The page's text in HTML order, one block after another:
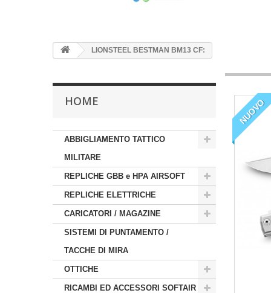
LIONSTEEL BESTMAN BM13 CF:
HOME
ABBIGLIAMENTO TATTICO
MILITARE
REPLICHE GBB e HPA AIRSOFT
REPLICHE ELETTRICHE
CARICATORI / MAGAZINE
SISTEMI DI PUNTAMENTO /
TACCHE DI MIRA
OTTICHE
RICAMBI ED ACCESSORI SOFTAIR
NUOVO